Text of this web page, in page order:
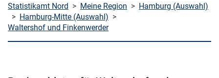
Statistikamt Nord > Meine Region > Hamburg (Auswahl)
> Hamburg-Mitte (Auswahl) >
Waltershof und Finkenwerder